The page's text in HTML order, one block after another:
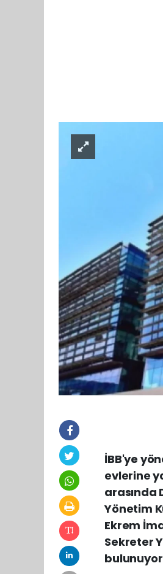
İBB'ye
evlerine
arasında
Yönetim
Ekrem
Sekreter